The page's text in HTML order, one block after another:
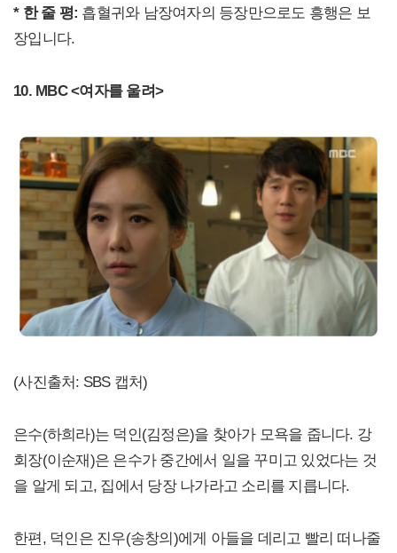
* 한 줄 평: 흡혈귀와 남장여자의 등장만으로도 흥행은 보
장입니다.
10. MBC <여자를 울려>
(사진출처: SBS 캡처)
은수(하희라)는 덕인(김정은)을 찾아가 모욕을 줍니다. 강
회장(이순재)은 은수가 중간에서 일을 꾸미고 있었다는 것
을 알게 되고, 집에서 당장 나가라고 소리를 지릅니다.
한편, 덕인은 진우(송창의)에게 아들을 데리고 빨리 떠나줄